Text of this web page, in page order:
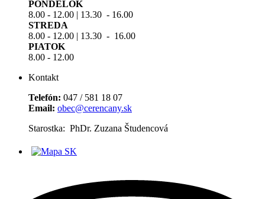
PONDELOK
8.00 - 12.00 | 13.30 - 16.00
STREDA
8.00 - 12.00 | 13.30 - 16.00
PIATOK
8.00 - 12.00
Kontakt
Telefón: 047 / 581 18 07
Email: obec@cerencany.sk
Starostka: PhDr. Zuzana Študencová